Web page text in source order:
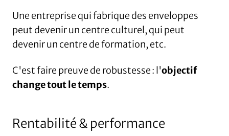
Une entreprise qui fabrique des enveloppes
peut devenir un centre culturel, qui peut
devenir un centre de formation, etc.
C'est faire preuve de robustesse : l'objectif
change tout le temps.
Rentabilité & performance